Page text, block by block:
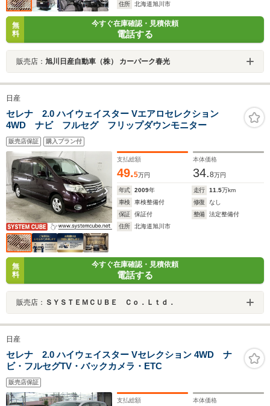
住所
北海道旭川市
無
料
今すぐ在庫確認・見積依頼
電話する
販売店： 旭川日産自動車（株） カーパーク春光
日産
セレナ 2.0 ハイウェイスター Vエアロセレクション
4WD ナビ フルセグ フリップダウンモニター
販売店保証 購入プラン付
支払総額
49.5万円
本体価格
34.8万円
年式 2009年 走行 11.5万km
車検
車検整備付 修復
なし
保証
保証付 整備
法定整備付
住所
北海道旭川市
無
料
今すぐ在庫確認・見積依頼
電話する
販売店： ＳＹＳＴＥＭＣＵＢＥ Ｃｏ．Ｌｔｄ．
日産
セレナ 2.0 ハイウェイスター Vセレクション 4WD ナ
ビ・フルセグTV・バックカメラ・ETC
販売店保証
支払総額 本体価格